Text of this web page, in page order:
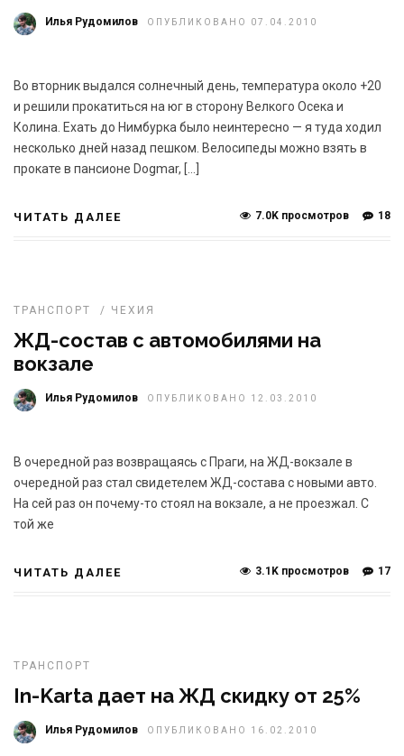
Илья Рудомилов ОПУБЛИКОВАНО 07.04.2010
Во вторник выдался солнечный день, температура около +20
и решили прокатиться на юг в сторону Велкого Осека и
Колина. Ехать до Нимбурка было неинтересно — я туда ходил
несколько дней назад пешком. Велосипеды можно взять в
прокате в пансионе Dogmar, […]
ЧИТАТЬ ДАЛЕЕ 18
7.0K просмотров
ТРАНСПОРТ / ЧЕХИЯ
ЖД-состав с автомобилями на
вокзале
Илья Рудомилов ОПУБЛИКОВАНО 12.03.2010
В очередной раз возвращаясь с Праги, на ЖД-вокзале в
очередной раз стал свидетелем ЖД-состава с новыми авто.
На сей раз он почему-то стоял на вокзале, а не проезжал. С
той же
ЧИТАТЬ ДАЛЕЕ 17
3.1K просмотров
ТРАНСПОРТ
In-Karta дает на ЖД скидку от 25%
Илья Рудомилов ОПУБЛИКОВАНО 16.02.2010